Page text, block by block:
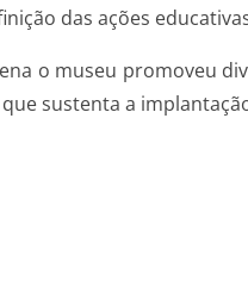
das ações
o museu promoveu
sustenta a